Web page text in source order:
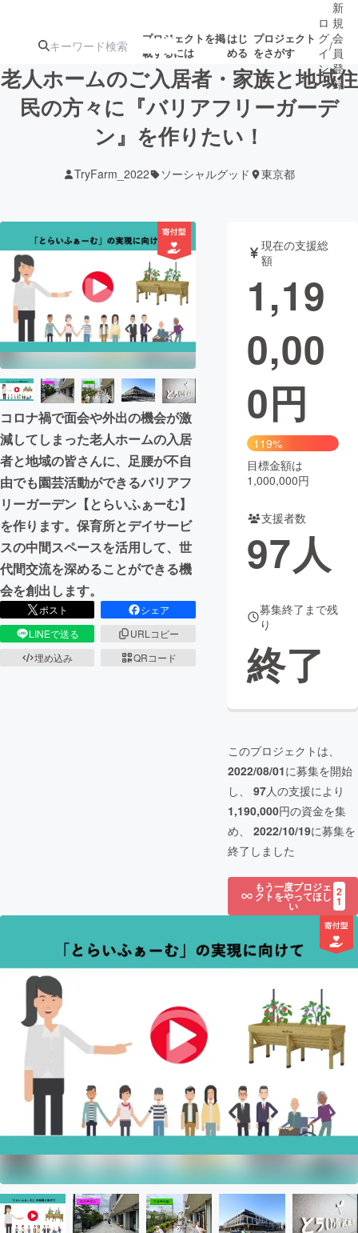
プロジェクトを掲
載するには
はじ
める
プロジェクト
をさがす
注目のリ
注目の新着プロ
ジェクト
募集終了が近いプ
テクノロジー・ガジェット
映像・映画 書籍・雑誌
ビジネス・起業 チャレンジ
まちづくり・地域活性化
CAMPFIRE for Social Good
CAMPFIRE Creation
CAMPFIREふるさと納税machi-ya コミュニティ
ロ
グ
イ
ン
/
新
規
会
員
登
録
老人ホームのご入居者・家族と地域住
民の方々に『バリアフリーガーデ
ン』を作りたい！
TryFarm_2022 ソーシャルグッド 東京都
コロナ禍で面会や外出の機会が激
減してしまった老人ホームの入居
者と地域の皆さんに、足腰が不自
由でも園芸活動ができるバリアフ
リーガーデン【とらいふぁーむ】
を作ります。保育所とデイサービ
スの中間スペースを活用して、世
代間交流を深めることができる機
会を創出します。
ポスト
シェア
LINEで送る
URLコピー
埋め込み
QRコード
現在の支援総
額
1,19
0,00
0円
119%
目標金額は
1,000,000円
支援者数
97人
募集終了まで残
り
終了
このプロジェクトは、
2022/08/01に募集を開始
し、 97人の支援により
1,190,000円の資金を集
め、 2022/10/19に募集を
終了しました
もう一度プロジェ
クトをやってほし
い
2
1